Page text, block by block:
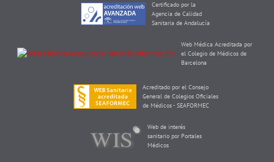
Certificado por la
Agencia de Calidad
Sanitaria de Andalucía
Web Médica Acreditada por
el Colegio de Médicos de
Barcelona
Acreditado por el Consejo
General de Colegios Oficiales
de Médicos - SEAFORMEC
Web de interés
sanitario por Portales
Médicos